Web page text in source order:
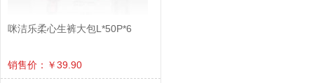
咪洁乐柔心生裤大包L*50P*6
销售价：￥39.90